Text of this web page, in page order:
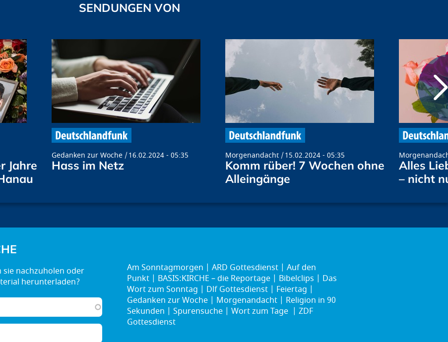
SENDUNGEN VON
Jahre
Gedanken zur Woche 16.02.2024 - 05:35
Hass im Netz
Morgenandacht 15.02.2024 - 05:35
Komm rüber! 7 Wochen ohne
Alleingänge
Alles
– nicht
Am Sonntagmorgen ARD Gottesdienst
Auf den
Punkt
BASIS:KIRCHE – die Reportage Bibelclips
Das
Wort zum Sonntag
Dlf Gottesdienst
Feiertag
Gedanken zur Woche
Morgenandacht
Religion in 90
Sekunden
Spurensuche Wort zum Tage
ZDF
Gottesdienst